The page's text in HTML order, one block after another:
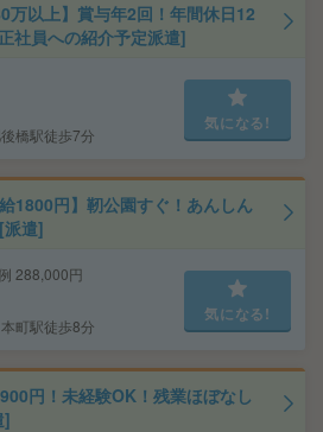
万以上】賞与年2回！年間休日12
社員への紹介予定派遣]
橋駅徒歩7分
気になる!
1800円】靭公園すぐ！あんしん
派遣]
288,000円
町駅徒歩8分
気になる!
円！未経験OK！残業ほぼなし
]